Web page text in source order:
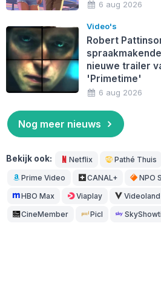
6 aug 2026
Video's
Robert
nieuwe trailer
'Primetime'
6 aug 2026
Nog meer nieuws
Bekijk ook: Netflix Pathé Thuis
Prime Video CANAL+ NPO
HBO Max Viaplay Videoland
CineMember Picl